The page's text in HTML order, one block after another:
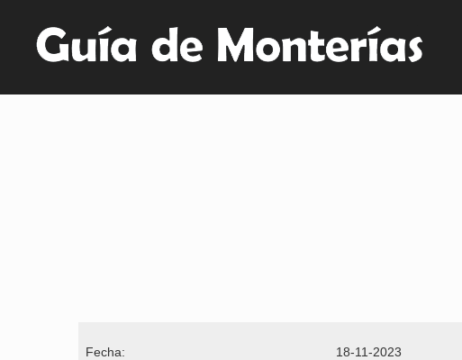
Fecha:
18-11-2023